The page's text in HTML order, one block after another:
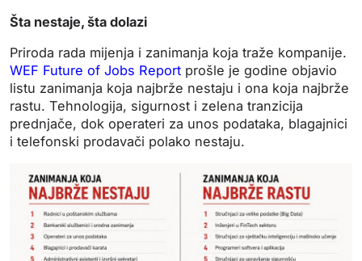
Šta nestaje, šta dolazi
Priroda rada mijenja i zanimanja koja traže kompanije.
WEF Future of Jobs Report prošle je godine objavio
listu zanimanja koja najbrže nestaju i ona koja najbrže
rastu. Tehnologija, sigurnost i zelena tranzicija
prednjače, dok operateri za unos podataka, blagajnici
i telefonski prodavači polako nestaju.